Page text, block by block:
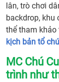
lân, trò chơi
backdrop, khu
thể tham khảo
kịch bản tổ
MC Chú
trình như